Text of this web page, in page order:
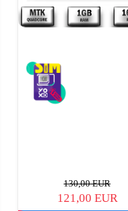
130,00 EUR
121,00 EUR